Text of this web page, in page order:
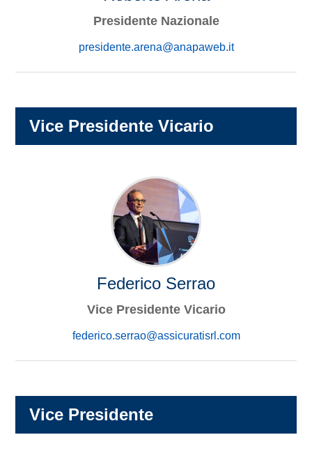
Presidente Nazionale
presidente.arena@anapaweb.it
Vice Presidente Vicario
Federico Serrao
Vice Presidente Vicario
federico.serrao@assicuratisrl.com
Vice Presidente